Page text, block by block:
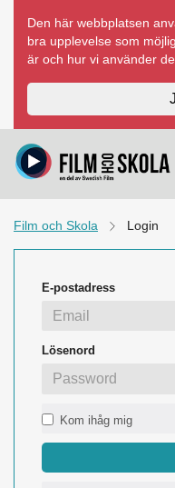
innehåll
Den här webbplatsen
bra upplevelse som
är och hur vi använder
Film och Skola Login
E-postadress
Lösenord
Kom ihåg mig